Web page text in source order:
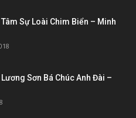
Sự Loài Chim Biển – Minh
Sơn Bá Chúc Anh Đài –